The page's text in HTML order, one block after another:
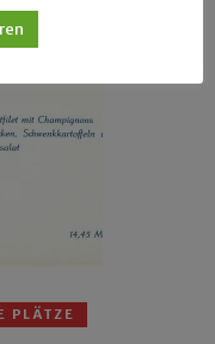
PLÄTZE